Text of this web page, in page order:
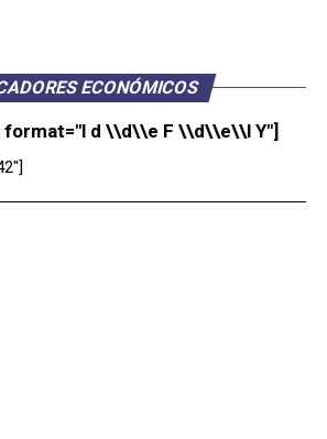
ECONÓMICOS
d \\d\\e F \\d\\e\\l Y"]